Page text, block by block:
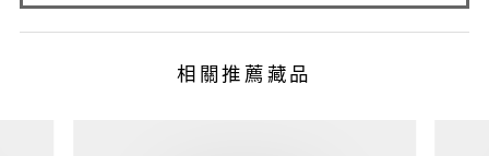
相關推薦藏品